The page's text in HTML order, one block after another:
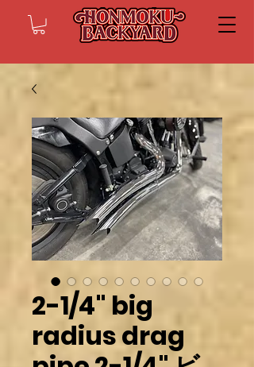
2-1/4" big
radius drag